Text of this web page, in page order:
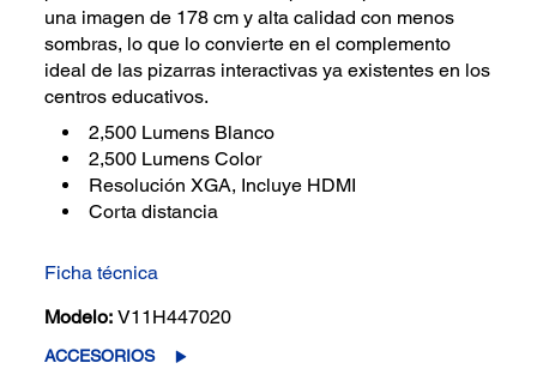
una imagen de 178 cm y alta calidad con menos
sombras, lo que lo convierte en el complemento
ideal de las pizarras interactivas ya existentes en los
centros educativos.
2,500 Lumens Blanco
2,500 Lumens Color
Resolución XGA, Incluye HDMI
Corta distancia
Ficha técnica
Modelo: V11H447020
ACCESORIOS